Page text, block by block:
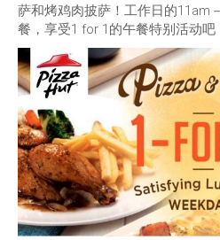
萨和烤鸡肉披萨！工作日的11am
餐，享受1 for 1的午餐特别活动吧